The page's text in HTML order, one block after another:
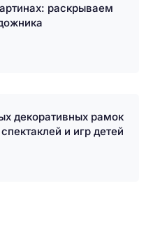
раскрываем
декоративных рамок
и игр детей